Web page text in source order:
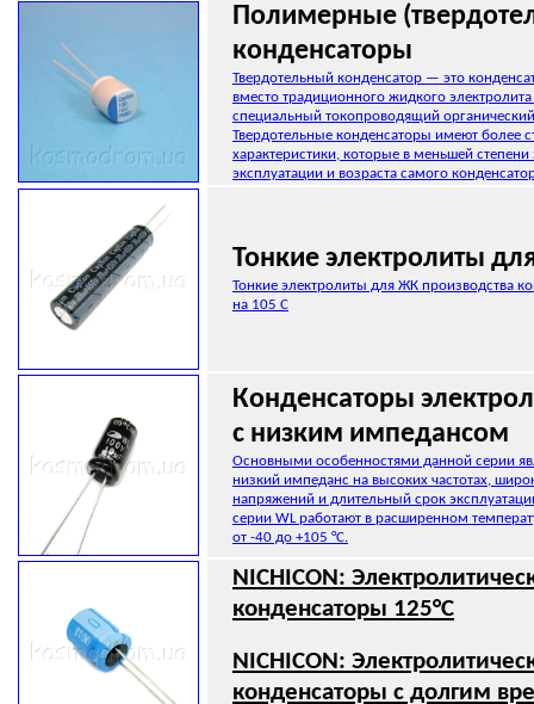
Полимерные
конденсаторы
Твердотельный конденсатор — это
вместо традиционного жидкого электролита
специальный токопроводящий
Твердотельные конденсаторы имеют более
характеристики, которые в меньшей степени
эксплуатации и возраста самого
Тонкие электролиты
Тонкие электролиты для ЖК производства
на 105 С
Конденсаторы
с низким импедансом
Основными особенностями данной серии
низкий импеданс на высоких частотах,
напряжений и длительный срок
серии WL работают в расширенном
от -40 до +105 °С.
NICHICON:
конденсаторы 125°C
NICHICON:
конденсаторы с долгим